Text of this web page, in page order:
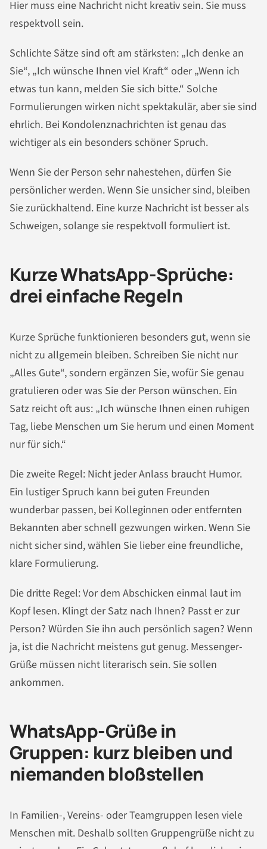
Hier muss eine Nachricht nicht kreativ sein. Sie muss
respektvoll sein.
Schlichte Sätze sind oft am stärksten: „Ich denke an
Sie“, „Ich wünsche Ihnen viel Kraft“ oder „Wenn ich
etwas tun kann, melden Sie sich bitte.“ Solche
Formulierungen wirken nicht spektakulär, aber sie sind
ehrlich. Bei Kondolenznachrichten ist genau das
wichtiger als ein besonders schöner Spruch.
Wenn Sie der Person sehr nahestehen, dürfen Sie
persönlicher werden. Wenn Sie unsicher sind, bleiben
Sie zurückhaltend. Eine kurze Nachricht ist besser als
Schweigen, solange sie respektvoll formuliert ist.
Kurze WhatsApp-Sprüche:
drei einfache Regeln
Kurze Sprüche funktionieren besonders gut, wenn sie
nicht zu allgemein bleiben. Schreiben Sie nicht nur
„Alles Gute“, sondern ergänzen Sie, wofür Sie genau
gratulieren oder was Sie der Person wünschen. Ein
Satz reicht oft aus: „Ich wünsche Ihnen einen ruhigen
Tag, liebe Menschen um Sie herum und einen Moment
nur für sich.“
Die zweite Regel: Nicht jeder Anlass braucht Humor.
Ein lustiger Spruch kann bei guten Freunden
wunderbar passen, bei Kolleginnen oder entfernten
Bekannten aber schnell gezwungen wirken. Wenn Sie
nicht sicher sind, wählen Sie lieber eine freundliche,
klare Formulierung.
Die dritte Regel: Vor dem Abschicken einmal laut im
Kopf lesen. Klingt der Satz nach Ihnen? Passt er zur
Person? Würden Sie ihn auch persönlich sagen? Wenn
ja, ist die Nachricht meistens gut genug. Messenger-
Grüße müssen nicht literarisch sein. Sie sollen
ankommen.
WhatsApp-Grüße in
Gruppen: kurz bleiben und
niemanden bloßstellen
In Familien-, Vereins- oder Teamgruppen lesen viele
Menschen mit. Deshalb sollten Gruppengrüße nicht zu